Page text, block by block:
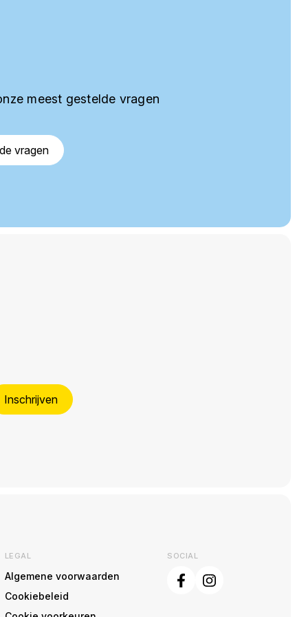
meest gestelde vragen
vragen
Inschrijven
LEGAL
Algemene voorwaarden
Cookiebeleid
SOCIAL